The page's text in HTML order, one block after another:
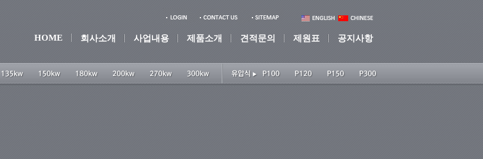
HOME 회사소개 사업내용 제품소개 견적문의 제원표 공지사항